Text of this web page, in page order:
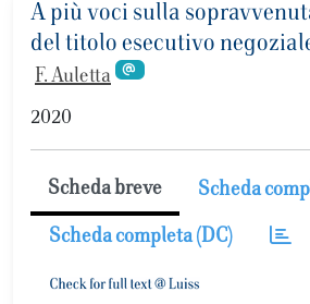
A più voci sulla
del titolo esecutivo
F. Auletta
2020
Scheda breve Scheda
Scheda completa (DC)